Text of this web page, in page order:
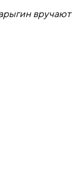
вручают